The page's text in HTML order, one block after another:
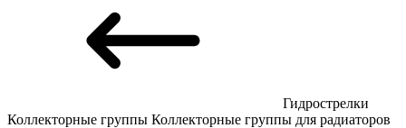
Гидрострелки
Коллекторные группы Коллекторные группы для радиаторов